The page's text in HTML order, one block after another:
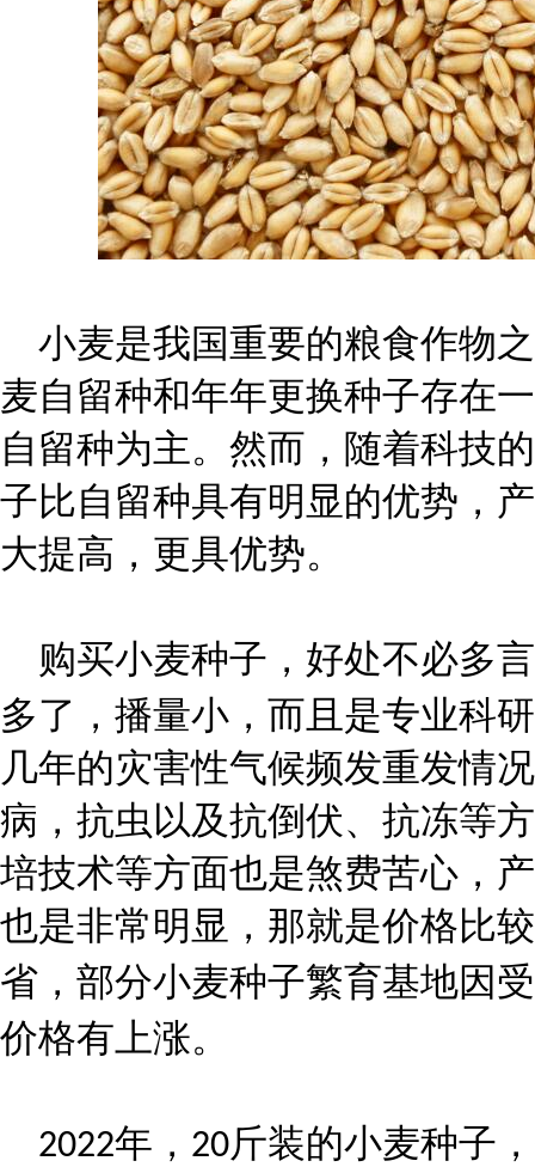
小麦是我国重要的粮食作物
麦自留种和年年更换种子存在
自留种为主。然而，随着科技
子比自留种具有明显的优势，
大提高，更具优势。
购买小麦种子，好处不必多
多了，播量小，而且是专业科
几年的灾害性气候频发重发情
病，抗虫以及抗倒伏、抗冻等
培技术等方面也是煞费苦心，
也是非常明显，那就是价格比
省，部分小麦种子繁育基地因
价格有上涨。
2022年， 20斤装的小麦种子